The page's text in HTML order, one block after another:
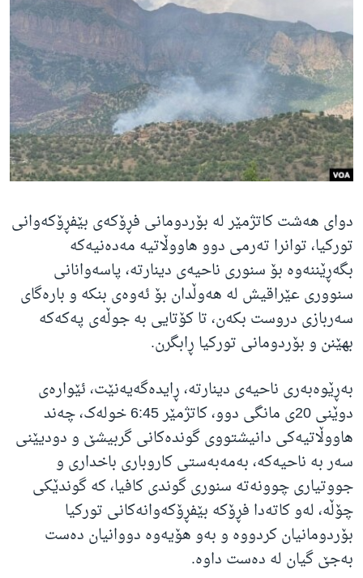
ژیان لە فەرهەنگدا
Learning English
FOLLOW US
زمانه‌کان
دوای هەشت کاتژمێر لە بۆردومانی فڕۆکەی بێفڕۆکەوانی
تورکیا، توانرا تەرمی دوو هاووڵاتیە مەدەنیەکە
بگەڕێننەوە بۆ سنوری ناحیەی دینارتە، پاسەوانانی
سنووری عێراقیش لە هەوڵدان بۆ ئەوەی بنکە و بارەگای
سەربازی دروست بکەن، تا کۆتایی بە جوڵەی پەکەکە
بهێنن و بۆردومانی تورکیا ڕابگرن.
بەڕێوەبەری ناحیەی دینارتە، ڕایدەگەیەنێت، ئێوارەی
دوێنی 20ی مانگی دوو، کاتژمێر 6:45 خولەک، چەند
هاووڵاتیەکی دانیشتووی گوندەکانی گربیشێ و دودیێنی
سەر بە ناحیەکە، بەمەبەستی کاروباری باخداری و
جووتیاری چوونەتە سنوری گوندی کافیا، کە گوندێکی
چۆڵە، لەو کاتەدا فڕۆکە بێفڕۆکەوانەکانی تورکیا
بۆردومانیان کردووە و بەو هۆیەوە دووانیان دەست
بەجێ گیان لە دەست داوە.